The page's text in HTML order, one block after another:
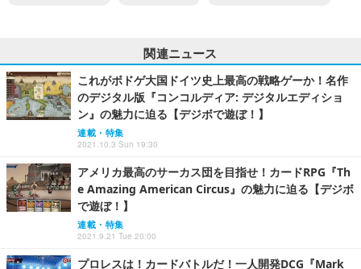
関連ニュース
これがボドゲ大国ドイツ史上最高の戦略ゲーか！名作
のデジタル版『コンコルディア: デジタルエディショ
ン』の魅力に迫る【デジボで遊ぼ！】
連載・特集
2021.10.3 Sun 19:30
アメリカ最高のサーカス団を目指せ！カードRPG『Th
e Amazing American Circus』の魅力に迫る【デジボ
で遊ぼ！】
連載・特集
2021.9.21 Tue 20:00
プロレスは！カードバトルだ！一人開発DCG『Mark